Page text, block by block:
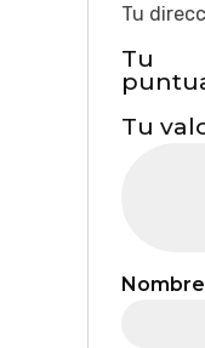
Tu
Tu
Tu
Nombre